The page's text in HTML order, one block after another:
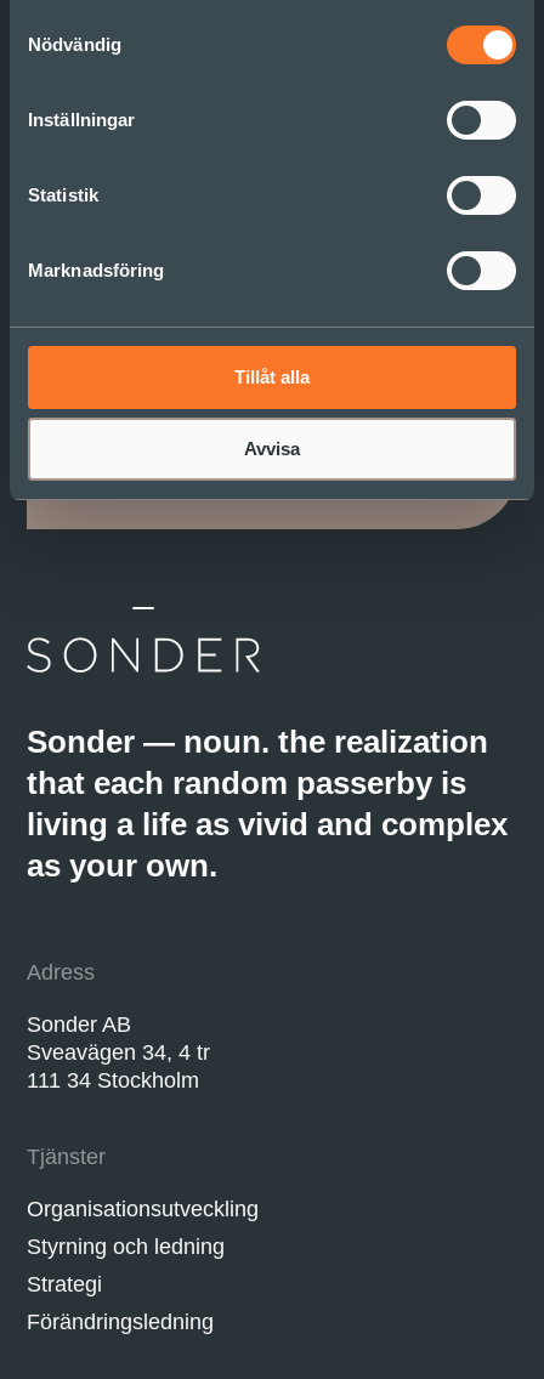
Nödvändig
Inställningar
Statistik
Marknadsföring
Tillåt alla
Avvisa
Läs mer
Prenumerera på vårt
nyhetsbrev
Vi delar inspiration och reflektion i Sonder
Insight. Det vill du inte vara utan!
Sonder — noun. the realization
that each random passerby is
living a life as vivid and complex
as your own.
Adress
Sonder AB
Sveavägen 34, 4 tr
111 34 Stockholm
Tjänster
Organisationsutveckling
Styrning och ledning
Strategi
Förändringsledning